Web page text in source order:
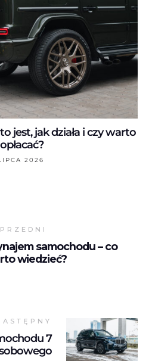
jest, jak działa i czy warto
2026
samochodu – co
wiedzieć?
7